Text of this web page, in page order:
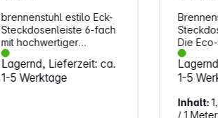
brennenstuhl estilo Eck-
Steckdosenleiste 6-fach
mit hochwertiger
Edelstahloberfläche für
Küche und Büro. Die
kompakte brennenstuhl
Lagernd, Lieferzeit: ca.
1-5 Werktage
Die
Kabel
1-5
Inhalt:
/ 1